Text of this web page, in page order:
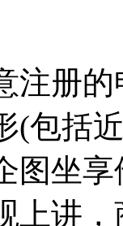
注册
(包括
图坐
上讲